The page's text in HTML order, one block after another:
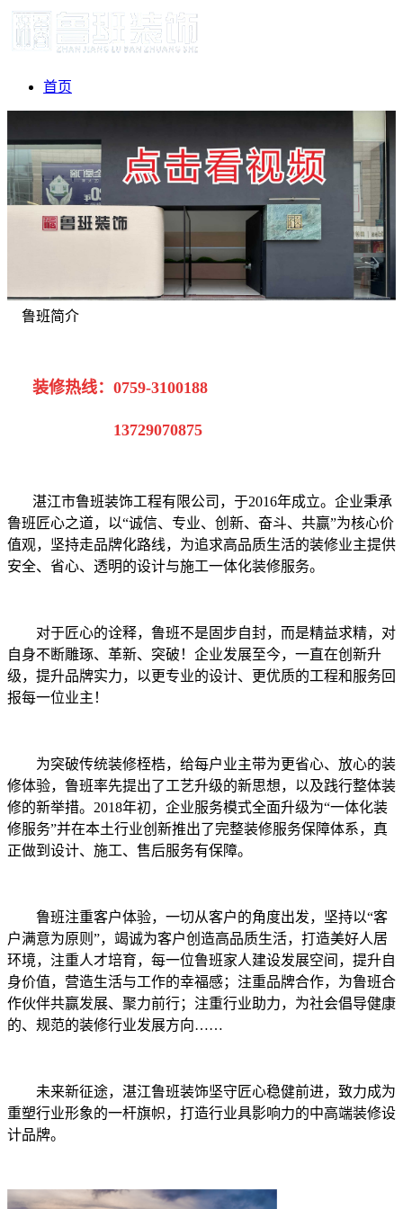
首页
鲁班简介
装修热线：0759-3100188
13729070875
湛江市鲁班装饰工程有限公司，于2016年成立。企业秉承
鲁班匠心之道，以“诚信、专业、创新、奋斗、共赢”为核心价
值观，坚持走品牌化路线，为追求高品质生活的装修业主提供
安全、省心、透明的设计与施工一体化装修服务。
对于匠心的诠释，鲁班不是固步自封，而是精益求精，对
自身不断雕琢、革新、突破！企业发展至今，一直在创新升
级，提升品牌实力，以更专业的设计、更优质的工程和服务回
报每一位业主！
为突破传统装修桎梏，给每户业主带为更省心、放心的装
修体验，鲁班率先提出了工艺升级的新思想，以及践行整体装
修的新举措。 2018年初，企业服务模式全面升级为“一体化装
修服务”并在本土行业创新推出了完整装修服务保障体系，真
正做到设计、施工、售后服务有保障。
鲁班注重客户体验，一切从客户的角度出发，坚持以“客
户满意为原则”，竭诚为客户创造高品质生活，打造美好人居
环境，注重人才培育，每一位鲁班家人建设发展空间，提升自
身价值，营造生活与工作的幸福感；注重品牌合作，为鲁班合
作伙伴共赢发展、聚力前行；注重行业助力，为社会倡导健康
的、规范的装修行业发展方向……
未来新征途，湛江鲁班装饰坚守匠心稳健前进，致力成为
重塑行业形象的一杆旗帜，打造行业具影响力的中高端装修设
计品牌。